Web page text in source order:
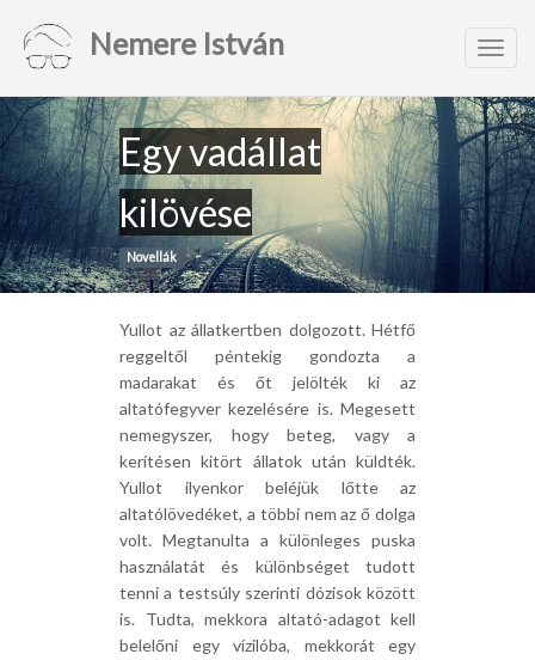
Nemere István
Egy vadállat
kilövése
Novellák
Yullot az állatkertben dolgozott. Hétfő
reggeltől péntekig gondozta a
madarakat és őt jelölték ki az
altatófegyver kezelésére is. Megesett
nemegyszer, hogy beteg, vagy a
kerítésen kitört állatok után küldték.
Yullot ilyenkor beléjük lőtte az
altatólövedéket, a többi nem az ő dolga
volt. Megtanulta a különleges puska
használatát és különbséget tudott
tenni a testsúly szerinti dózisok között
is. Tudta, mekkora altató-adagot kell
belelőni egy vízilóba, mekkorát egy